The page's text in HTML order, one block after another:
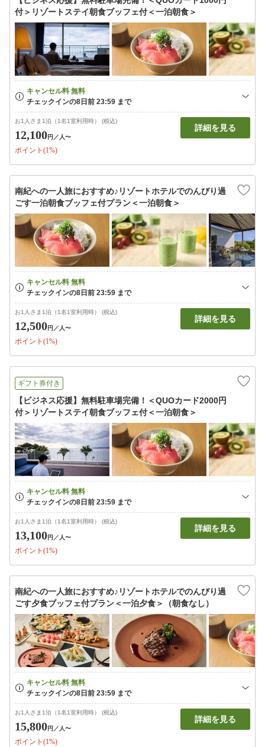
付＞リゾートステイ朝食ブッフェ付＜一泊朝食＞
お1人さま1泊（1名1室利用時） (税込)
12,100円 ／人〜
ポイント(1%)
詳細を見る
南紀への一人旅におすすめ♪リゾートホテルでのんびり過
ごす一泊朝食ブッフェ付プラン＜一泊朝食＞
お1人さま1泊（1名1室利用時） (税込)
12,500円 ／人〜
ポイント(1%)
詳細を見る
ギフト券付き
【ビジネス応援】無料駐車場完備！＜QUOカード2000円
付＞リゾートステイ朝食ブッフェ付＜一泊朝食＞
お1人さま1泊（1名1室利用時） (税込)
13,100円 ／人〜
ポイント(1%)
詳細を見る
南紀への一人旅におすすめ♪リゾートホテルでのんびり過
ごす夕食ブッフェ付プラン＜一泊夕食＞（朝食なし）
お1人さま1泊（1名1室利用時） (税込)
15,800円 ／人〜
ポイント(1%)
詳細を見る